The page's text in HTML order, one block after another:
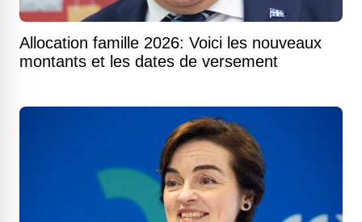
Allocation famille 2026: Voici les nouveaux
montants et les dates de versement